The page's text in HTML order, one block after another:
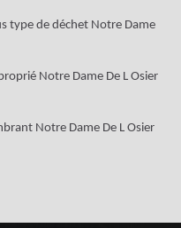
type de déchet Notre Dame
Notre Dame De L Osier
Notre Dame De L Osier